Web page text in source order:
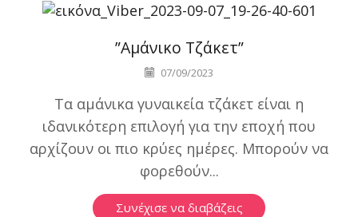
”Αμάνικο Τζάκετ”
07/09/2023
Τα αμάνικα γυναικεία τζάκετ είναι η
ιδανικότερη επιλογή για την εποχή που
αρχίζουν οι πιο κρύες ημέρες. Μπορούν να
φορεθούν...
Συνέχισε να διαβάζεις